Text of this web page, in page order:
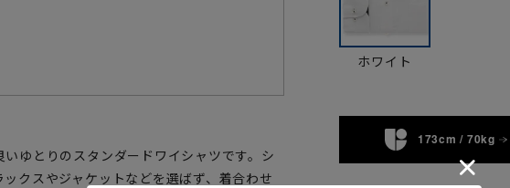
ゆとりのスタンダードワイシャツです。シ
クスやジャケットなどを選ばず、着合わせ
ホワイト
173cm / 70kg